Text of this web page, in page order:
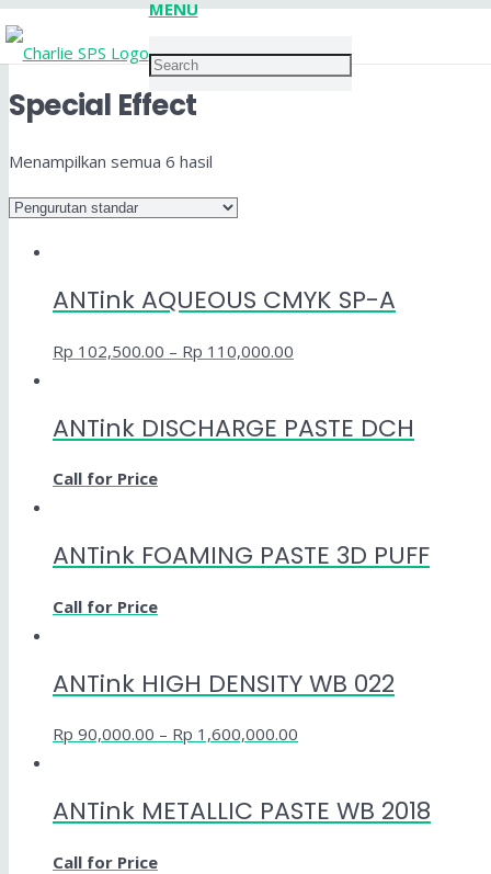
MENU
Special Effect
Menampilkan semua 6 hasil
ANTink AQUEOUS CMYK SP-A
Rp 102,500.00 – Rp 110,000.00
ANTink DISCHARGE PASTE DCH
Call for Price
ANTink FOAMING PASTE 3D PUFF
Call for Price
ANTink HIGH DENSITY WB 022
Rp 90,000.00 – Rp 1,600,000.00
ANTink METALLIC PASTE WB 2018
Call for Price